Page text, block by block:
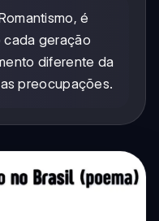
é
geração
diferente da
preocupações.